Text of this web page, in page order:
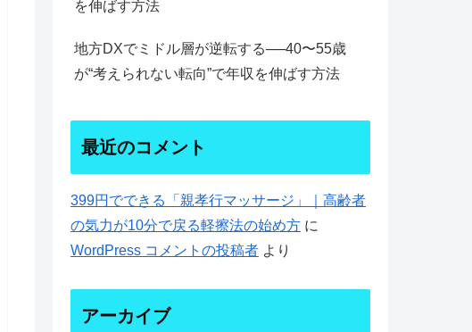
を伸ばす方法
地方DXでミドル層が逆転する──40〜55歳
が“考えられない転向”で年収を伸ばす方法
最近のコメント
399円でできる「親孝行マッサージ」｜高齢者
の気力が10分で戻る軽擦法の始め方 に
WordPress コメントの投稿者 より
アーカイブ